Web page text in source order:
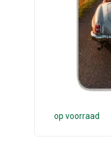
op voorraad